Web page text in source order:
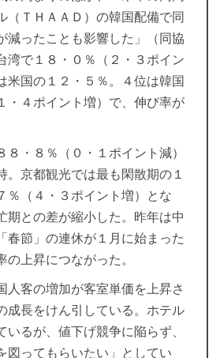
（ＴＨＡＡＤ）の韓国配備で同
減ったことも影響した」（同協
湾で１８・０％（２・３ポイン
米国の１２・５％。４位は韓国
・４ポイント増）で、伸び率が
８・８％（０・１ポイント減）
。京都観光では最も閑散期の１
％（４・３ポイント増）とな
期との差が縮小した。昨年は中
春節」の連休が１月に始まった
の上昇につながった。
人客の増加が客室単価を上昇さ
成長をけん引している。ホテル
いるが、値下げ競争に陥らず、
図ってもらいたい」としてい